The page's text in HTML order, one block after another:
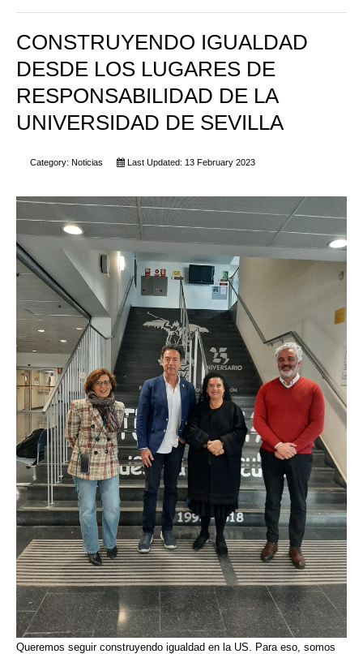
CONSTRUYENDO IGUALDAD
DESDE LOS LUGARES DE
RESPONSABILIDAD DE LA
UNIVERSIDAD DE SEVILLA
Category: Noticias Last Updated: 13 February 2023
Queremos seguir construyendo igualdad en la US. Para eso, somos